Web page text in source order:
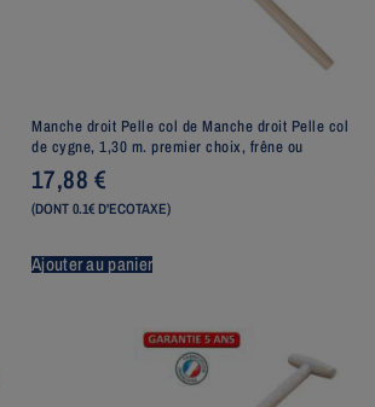
Manche droit Pelle col de Manche droit Pelle col
de cygne, 1,30 m. premier choix, frêne ou
17,88€
(DONT 0.1€ D'ECOTAXE)
Ajouter au panier